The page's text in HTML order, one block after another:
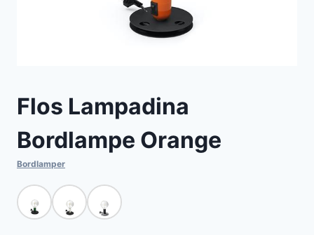
Flos Lampadina
Bordlampe Orange
Bordlamper